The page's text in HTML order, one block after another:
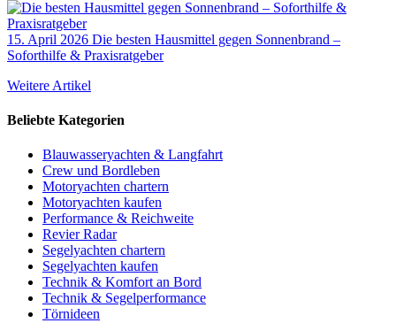
15. April 2026 Die besten Hausmittel gegen Sonnenbrand –
Soforthilfe & Praxisratgeber
Weitere Artikel
Beliebte Kategorien
Blauwasseryachten & Langfahrt
Crew und Bordleben
Motoryachten chartern
Motoryachten kaufen
Performance & Reichweite
Revier Radar
Segelyachten chartern
Segelyachten kaufen
Technik & Komfort an Bord
Technik & Segelperformance
Törnideen